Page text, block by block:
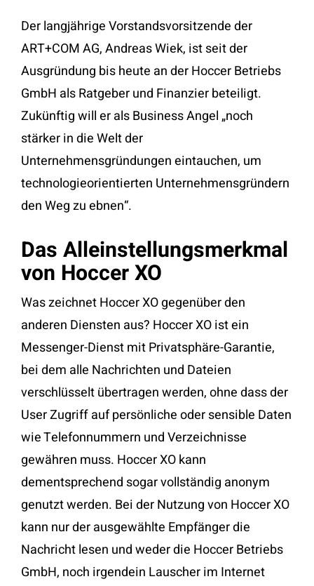
Der langjährige Vorstandsvorsitzende der
ART+COM AG, Andreas Wiek, ist seit der
Ausgründung bis heute an der Hoccer Betriebs
GmbH als Ratgeber und Finanzier beteiligt.
Zukünftig will er als Business Angel „noch
stärker in die Welt der
Unternehmensgründungen eintauchen, um
technologieorientierten Unternehmensgründern
den Weg zu ebnen“.
Das Alleinstellungsmerkmal
von Hoccer XO
Was zeichnet Hoccer XO gegenüber den
anderen Diensten aus? Hoccer XO ist ein
Messenger-Dienst mit Privatsphäre-Garantie,
bei dem alle Nachrichten und Dateien
verschlüsselt übertragen werden, ohne dass der
User Zugriff auf persönliche oder sensible Daten
wie Telefonnummern und Verzeichnisse
gewähren muss. Hoccer XO kann
dementsprechend sogar vollständig anonym
genutzt werden. Bei der Nutzung von Hoccer XO
kann nur der ausgewählte Empfänger die
Nachricht lesen und weder die Hoccer Betriebs
GmbH, noch irgendein Lauscher im Internet